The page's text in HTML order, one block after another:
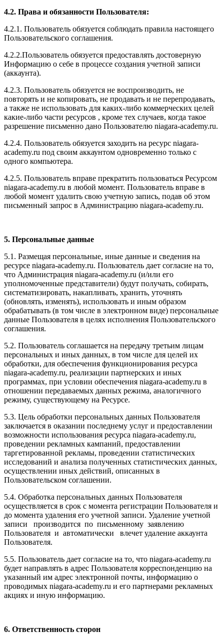
4.2. Права и обязанности Пользователя:
4.2.1. Пользователь обязуется соблюдать правила настоящего
Пользовательского соглашения.
4.2.2.Пользователь обязуется предоставлять достоверную
Информацию о себе в процессе создания учетной записи
(аккаунта).
4.2.3. Пользователь обязуется не воспроизводить, не
повторять и не копировать, не продавать и не перепродавать,
а также не использовать для каких-либо коммерческих целей
какие-либо части ресурсов , кроме тех случаев, когда такое
разрешение письменно дано Пользователю niagara-academy.ru.
4.2.4. Пользователь обязуется заходить на ресурс niagara-
academy.ru под своим аккаунтом одновременно только с
одного компьютера.
4.2.5. Пользователь вправе прекратить пользоваться Ресурсом
niagara-academy.ru в любой момент. Пользователь вправе в
любой момент удалить свою учетную запись, подав об этом
письменный запрос в Администрацию niagara-academy.ru.
5. Персональные данные
5.1. Размещая персональные, иные данные и сведения на
ресурсе niagara-academy.ru. Пользователь дает согласие на то,
что Администрация niagara-academy.ru (и/или его
уполномоченные представители) будут получать, собирать,
систематизировать, накапливать, хранить, уточнять
(обновлять, изменять), использовать и иным образом
обрабатывать (в том числе в электронном виде) персональные
данные Пользователя в целях исполнения Пользовательского
соглашения.
5.2. Пользователь соглашается на передачу третьим лицам
персональных и иных данных, в том числе для целей их
обработки, для обеспечения функционирования ресурса
niagara-academy.ru, реализации партнерских и иных
программах, при условии обеспечения niagara-academy.ru в
отношении передаваемых данных режима, аналогичного
режиму, существующему на Ресурсе.
5.3. Цель обработки персональных данных Пользователя
заключается в оказании последнему услуг и предоставлении
возможности использования ресурса niagara-academy.ru,
проведении рекламных кампаний, предоставлении
таргетированной рекламы, проведении статистических
исследований и анализа полученных статистических данных,
осуществлении иных действий, описанных в
Пользовательском соглашении.
5.4. Обработка персональных данных Пользователя
осуществляется в срок с момента регистрации Пользователя и
до момента удаления его учетной записи. Удаление учетной
записи производится по письменному заявлению
Пользователя и автоматически влечет удаление аккаунта
Пользователя.
5.5. Пользователь дает согласие на то, что niagara-academy.ru
будет направлять в адрес Пользователя корреспонденцию на
указанный им адрес электронной почты, информацию о
проводимых niagara-academy.ru и его партнерами рекламных
акциях и иную информацию.
6. Ответственность сторон